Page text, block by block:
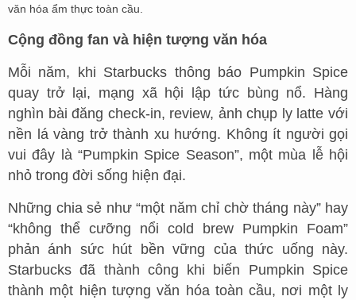
văn hóa ẩm thực toàn cầu.
Cộng đồng fan và hiện tượng văn hóa
Mỗi năm, khi Starbucks thông báo Pumpkin Spice
quay trở lại, mạng xã hội lập tức bùng nổ. Hàng
nghìn bài đăng check-in, review, ảnh chụp ly latte với
nền lá vàng trở thành xu hướng. Không ít người gọi
vui đây là “Pumpkin Spice Season”, một mùa lễ hội
nhỏ trong đời sống hiện đại.
Những chia sẻ như “một năm chỉ chờ tháng này” hay
“không thể cưỡng nổi cold brew Pumpkin Foam”
phản ánh sức hút bền vững của thức uống này.
Starbucks đã thành công khi biến Pumpkin Spice
thành một hiện tượng văn hóa toàn cầu, nơi một ly